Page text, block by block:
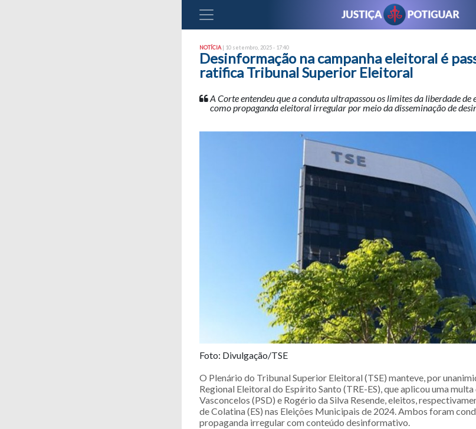
NOTÍCIA | 10 setembro, 2025 - 17:40
Desinformação na campanha eleitoral é
ratifica Tribunal Superior Eleitoral
A Corte entendeu que a conduta ultrapassou os limites da liberdade de
como propaganda eleitoral irregular por meio da disseminação de
Foto: Divulgação/TSE
O Plenário do Tribunal Superior Eleitoral (TSE) manteve, por
Regional Eleitoral do Espírito Santo (TRE-ES), que aplicou uma multa
Vasconcelos (PSD) e Rogério da Silva Resende, eleitos,
de Colatina (ES) nas Eleições Municipais de 2024. Ambos foram
propaganda irregular com conteúdo desinformativo.